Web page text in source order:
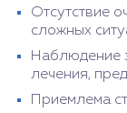
Отсутствие
сложных
Наблюдение
лечения,
Приемлема